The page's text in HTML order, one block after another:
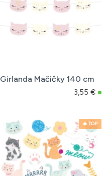
Girlanda Mačičky 140 cm
3,55 €
🔥 TOP